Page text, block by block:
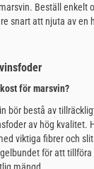
Beställ enkelt
snart att njuta av en
för marsvin?
bör bestå av
av hög kvalitet.
viktiga fibrer och
för att